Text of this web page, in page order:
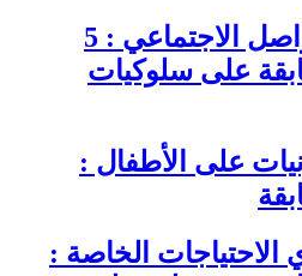
شبكات التواصل الاجتماعي : 5
على سلوكيات
على الأطفال :
الاحتياجات الخاصة :